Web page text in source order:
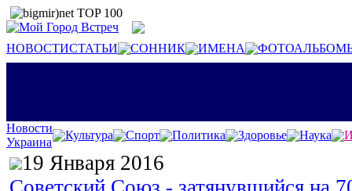
НОВОСТИСТАТЬИ СОННИК ИМЕНА
Новости
Украина
Культура Спорт Политика Здоровье Наука
19 Января 2016